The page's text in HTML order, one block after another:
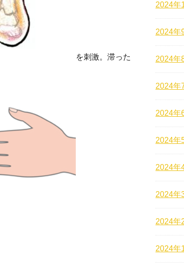
を刺激。滞った
2024年
2024年
2024年
2024年
2024年
2024年
2024年
2024年
2024年
2024年